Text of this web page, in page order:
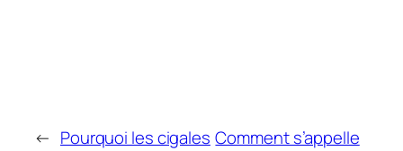
← Pourquoi les cigales Comment s’appelle